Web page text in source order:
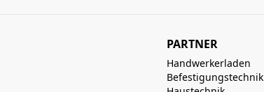
PARTNER
Handwerkerladen
Befestigungstechnik